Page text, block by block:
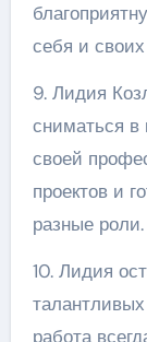
себя и
9. Лидия
сниматься в
своей
проектов и
разные роли.
10. Лидия
работа